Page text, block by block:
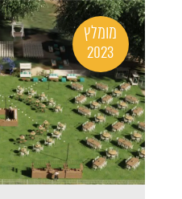
מומלץ
2023